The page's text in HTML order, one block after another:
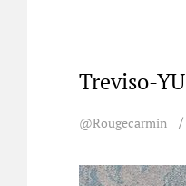
Treviso-
@rougecarmin